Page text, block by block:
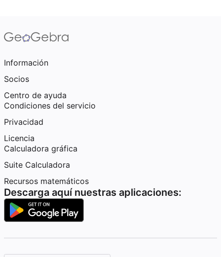
Información
Socios
Centro de ayuda
Condiciones del servicio
Privacidad
Licencia
Calculadora gráfica
Suite Calculadora
Recursos matemáticos
Descarga aquí nuestras aplicaciones: